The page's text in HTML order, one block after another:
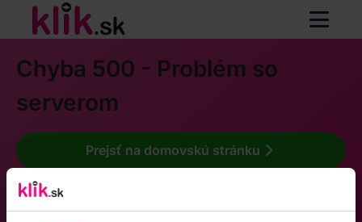
Chyba 500 - Problém so
serverom
Prejsť na domovskú stránku